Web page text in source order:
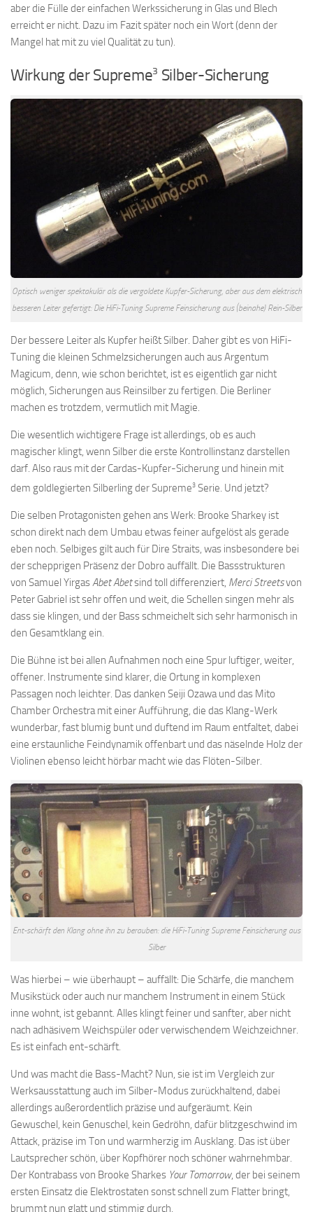
aber die Fülle der einfachen Werkssicherung in Glas und Blech
erreicht er nicht. Dazu im Fazit später noch ein Wort (denn der
Mangel hat mit zu viel Qualität zu tun).
Wirkung der Supreme3 Silber-Sicherung
Optisch weniger spektakulär als die vergoldete Kupfer-Sicherung, aber aus dem elektrisch
besseren Leiter gefertigt: Die HiFi-Tuning Supreme Feinsicherung aus (beinahe) Rein-Silber
Der bessere Leiter als Kupfer heißt Silber. Daher gibt es von HiFi-
Tuning die kleinen Schmelzsicherungen auch aus Argentum
Magicum, denn, wie schon berichtet, ist es eigentlich gar nicht
möglich, Sicherungen aus Reinsilber zu fertigen. Die Berliner
machen es trotzdem, vermutlich mit Magie.
Die wesentlich wichtigere Frage ist allerdings, ob es auch
magischer klingt, wenn Silber die erste Kontrollinstanz darstellen
darf. Also raus mit der Cardas-Kupfer-Sicherung und hinein mit
dem goldlegierten Silberling der Supreme3 Serie. Und jetzt?
Die selben Protagonisten gehen ans Werk: Brooke Sharkey ist
schon direkt nach dem Umbau etwas feiner aufgelöst als gerade
eben noch. Selbiges gilt auch für Dire Straits, was insbesondere bei
der schepprigen Präsenz der Dobro auffällt. Die Bassstrukturen
von Samuel YirgasAbet Abetsind toll differenziert, Merci Streetsvon
Peter Gabriel ist sehr offen und weit, die Schellen singen mehr als
dass sie klingen, und der Bass schmeichelt sich sehr harmonisch in
den Gesamtklang ein.
Die Bühne ist bei allen Aufnahmen noch eine Spur luftiger, weiter,
offener. Instrumente sind klarer, die Ortung in komplexen
Passagen noch leichter. Das danken Seiji Ozawa und das Mito
Chamber Orchestra mit einer Aufführung, die das Klang-Werk
wunderbar, fast blumig bunt und duftend im Raum entfaltet, dabei
eine erstaunliche Feindynamik offenbart und das näselnde Holz der
Violinen ebenso leicht hörbar macht wie das Flöten-Silber.
Ent-schärft den Klang ohne ihn zu berauben: die HiFi-Tuning Supreme Feinsicherung aus
Silber
Was hierbei – wie überhaupt – auffällt: Die Schärfe, die manchem
Musikstück oder auch nur manchem Instrument in einem Stück
inne wohnt, ist gebannt. Alles klingt feiner und sanfter, aber nicht
nach adhäsivem Weichspüler oder verwischendem Weichzeichner.
Es ist einfach ent-schärft.
Und was macht die Bass-Macht? Nun, sie ist im Vergleich zur
Werksausstattung auch im Silber-Modus zurückhaltend, dabei
allerdings außerordentlich präzise und aufgeräumt. Kein
Gewuschel, kein Genuschel, kein Gedröhn, dafür blitzgeschwind im
Attack, präzise im Ton und warmherzig im Ausklang. Das ist über
Lautsprecher schön, über Kopfhörer noch schöner wahrnehmbar.
Der Kontrabass von Brooke Sharkes Your Tomorrow, der bei seinem
ersten Einsatz die Elektrostaten sonst schnell zum Flatter bringt,
brummt nun glatt und stimmig durch.